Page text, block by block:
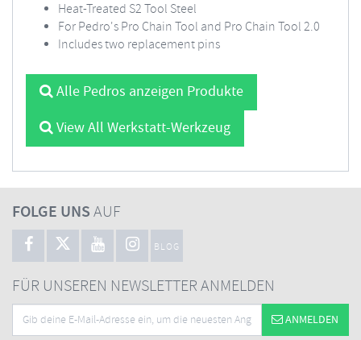
Heat-Treated S2 Tool Steel
For Pedro's Pro Chain Tool and Pro Chain Tool 2.0
Includes two replacement pins
Alle Pedros anzeigen Produkte
View All Werkstatt-Werkzeug
FOLGE UNSAUF
BLOG
FÜR UNSEREN NEWSLETTER ANMELDEN
ANMELDEN